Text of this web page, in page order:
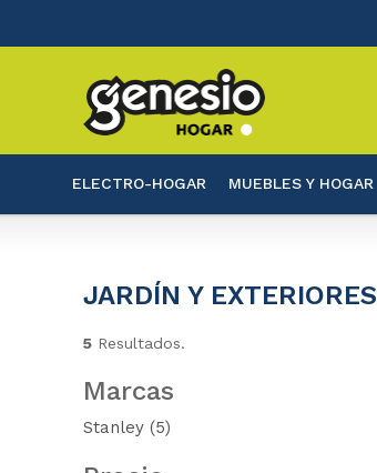
ELECTRO-HOGAR MUEBLES Y HOGAR
JARDÍN Y EXTERIORES
5Resultados.
Marcas
Stanley(5)